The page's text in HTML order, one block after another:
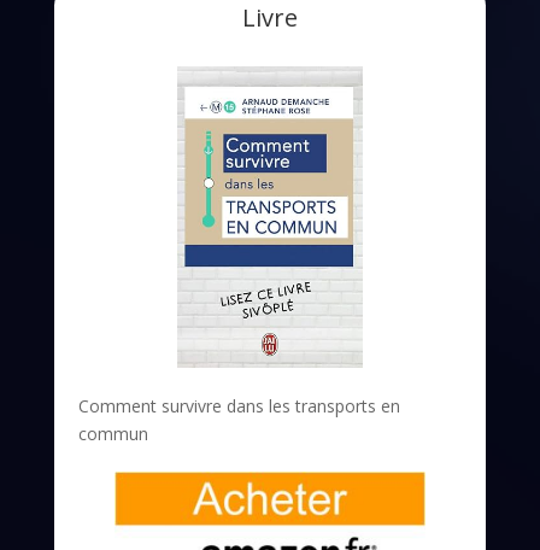
Livre
Comment survivre dans les transports en
commun